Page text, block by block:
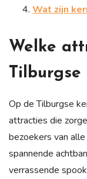
Wat zijn
Welke
Tilburgse
Op de Tilburgse
attracties die
bezoekers van
spannende
verrassende